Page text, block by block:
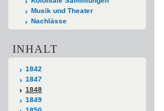
Musik und Theater
Nachlässe
INHALT
1842
1847
1848
1849